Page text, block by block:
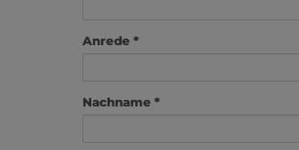
Anrede
Nachname